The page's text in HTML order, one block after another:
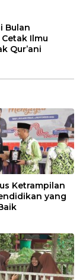
Bulan
Ilmu
Qur’ani
Ketrampilan
yang